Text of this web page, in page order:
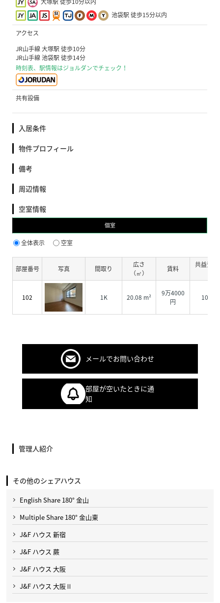
池袋駅 徒歩15分以内
アクセス
JR山手線 大塚駅 徒歩10分
JR山手線 池袋駅 徒歩14分
時刻表、駅情報はジョルダンでチェック！
共有設備
入居条件
物件プロフィール
備考
周辺情報
空室情報
個室
全体表示 空室
部屋番号 写真 間取り
広さ
（㎡）
賃料
共益費
102 1K 20.08 m²
9万4000
円
10000
メールでお問い合わせ
部屋が空いたときに通
知
管理人紹介
その他のシェアハウス
English Share 180° 金山
Multiple Share 180° 金山東
J&F ハウス 新宿
J&F ハウス 蕨
J&F ハウス 大阪
J&F ハウス 大阪Ⅱ